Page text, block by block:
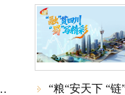
 “粮“安天下 “